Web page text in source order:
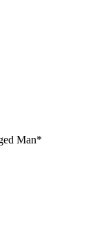
Man*